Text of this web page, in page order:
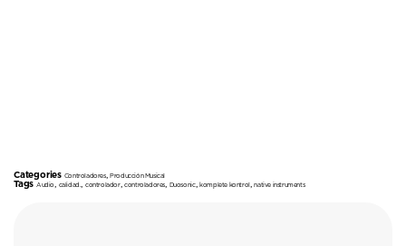
Categories Controladores,Producción Musical
Tags Audio calidad. ,controlador,controladores Duosonic,komplete kontrol,native instruments